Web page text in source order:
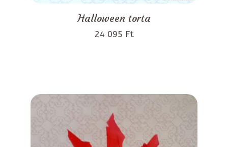
Halloween torta
24 095 Ft